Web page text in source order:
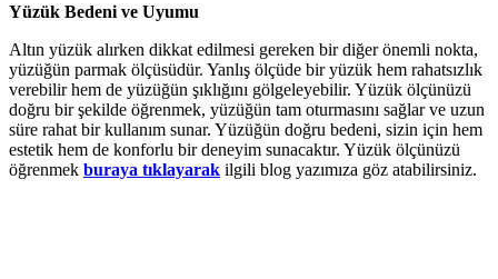
Yüzük Bedeni ve Uyumu
Altın yüzük alırken dikkat edilmesi gereken bir diğer önemli nokta,
yüzüğün parmak ölçüsüdür. Yanlış ölçüde bir yüzük hem rahatsızlık
verebilir hem de yüzüğün şıklığını gölgeleyebilir. Yüzük ölçünüzü
doğru bir şekilde öğrenmek, yüzüğün tam oturmasını sağlar ve uzun
süre rahat bir kullanım sunar. Yüzüğün doğru bedeni, sizin için hem
estetik hem de konforlu bir deneyim sunacaktır. Yüzük ölçünüzü
öğrenmek buraya tıklayarak ilgili blog yazımıza göz atabilirsiniz.